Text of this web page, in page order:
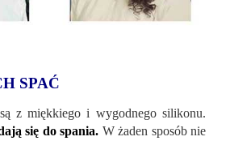
SPAĆ
z miękkiego i wygodnego silikonu.
się do spania. W żaden sposób nie